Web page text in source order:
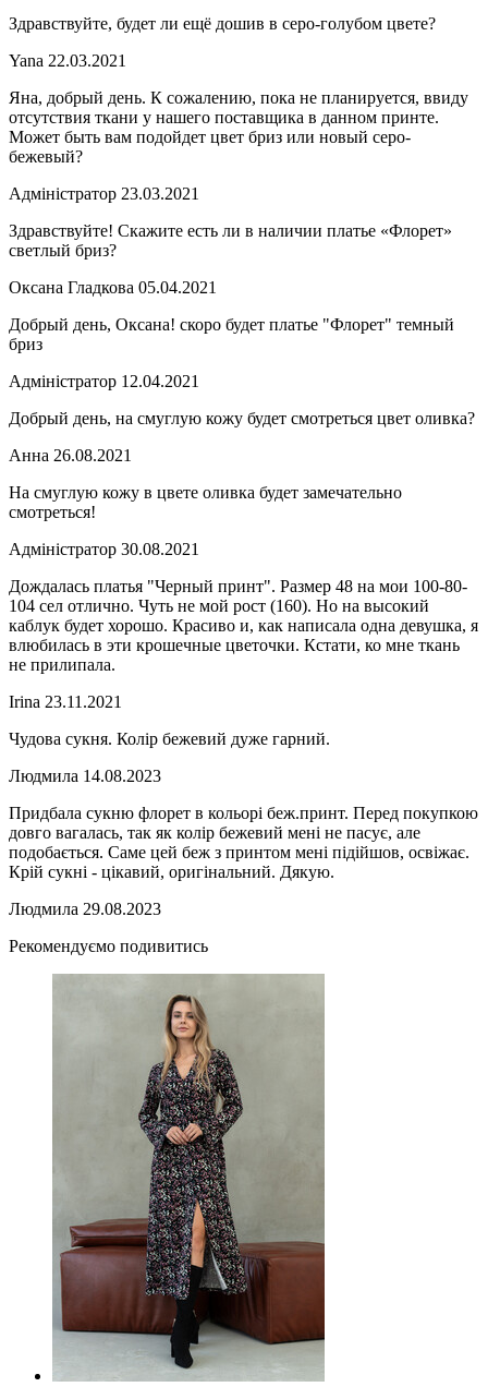
Здравствуйте, будет ли ещё дошив в серо-голубом цвете?
Yana 22.03.2021
Яна, добрый день. К сожалению, пока не планируется, ввиду
отсутствия ткани у нашего поставщика в данном принте.
Может быть вам подойдет цвет бриз или новый серо-
бежевый?
Адміністратор 23.03.2021
Здравствуйте! Скажите есть ли в наличии платье «Флорет»
светлый бриз?
Оксана Гладкова 05.04.2021
Добрый день, Оксана! скоро будет платье "Флорет" темный
бриз
Адміністратор 12.04.2021
Добрый день, на смуглую кожу будет смотреться цвет оливка?
Анна 26.08.2021
На смуглую кожу в цвете оливка будет замечательно
смотреться!
Адміністратор 30.08.2021
Дождалась платья "Черный принт". Размер 48 на мои 100-80-
104 сел отлично. Чуть не мой рост (160). Но на высокий
каблук будет хорошо. Красиво и, как написала одна девушка, я
влюбилась в эти крошечные цветочки. Кстати, ко мне ткань
не прилипала.
Irina 23.11.2021
Чудова сукня. Колір бежевий дуже гарний.
Людмила 14.08.2023
Придбала сукню флорет в кольорі беж.принт. Перед покупкою
довго вагалась, так як колір бежевий мені не пасує, але
подобається. Саме цей беж з принтом мені підійшов, освіжає.
Крій сукні - цікавий, оригінальний. Дякую.
Людмила 29.08.2023
Рекомендуємо подивитись